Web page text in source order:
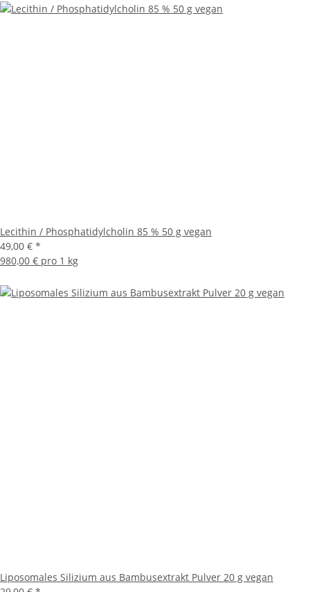
Lecithin / Phosphatidylcholin 85 % 50 g vegan
49,00 € *
980,00 € pro 1 kg
Liposomales Silizium aus Bambusextrakt Pulver 20 g vegan